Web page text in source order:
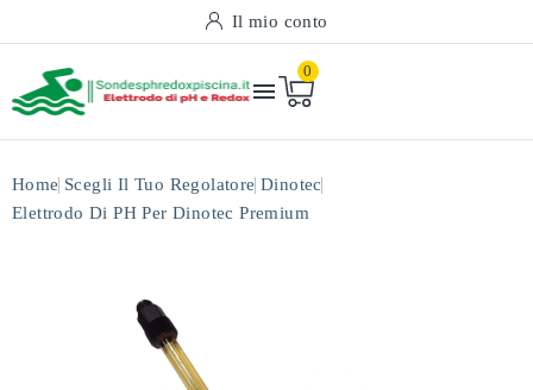
Il mio conto

0
Home Scegli Il Tuo Regolatore Dinotec
Elettrodo Di PH Per Dinotec Premium